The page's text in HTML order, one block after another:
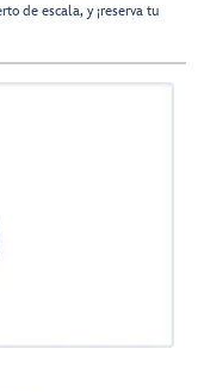
de escala, y ¡reserva tu